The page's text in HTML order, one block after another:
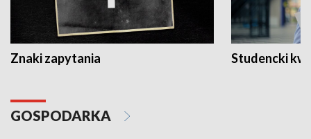
Znaki zapytania Studencki
GOSPODARKA